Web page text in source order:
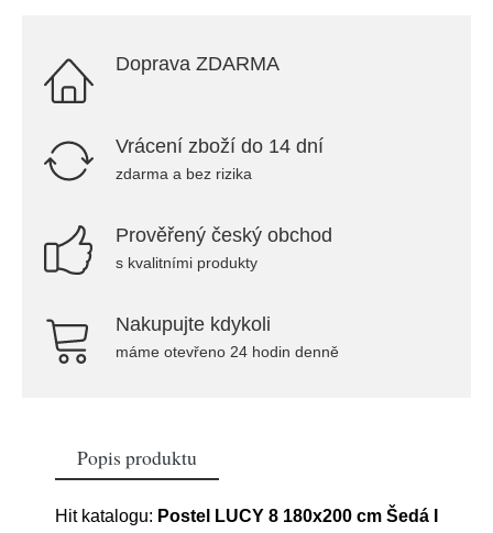
Doprava ZDARMA
Vrácení zboží do 14 dní
zdarma a bez rizika
Prověřený český obchod
s kvalitními produkty
Nakupujte kdykoli
máme otevřeno 24 hodin denně
Popis produktu
Hit katalogu: Postel LUCY 8 180x200 cm Šedá I